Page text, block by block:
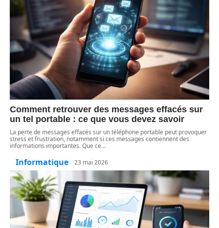
Comment retrouver des messages effacés sur
un tel portable : ce que vous devez savoir
La perte de messages effacés sur un téléphone portable peut provoquer
stress et frustration, notamment si ces messages contiennent des
informations importantes. Que ce…
Informatique 23 mai 2026